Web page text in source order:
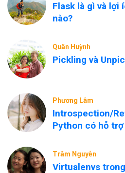
Flask là gì và lợi
nào?
Quân Huỳnh
Pickling và
Phương Lâm
Introspection/
Python có hỗ
Trâm Nguyễn
Virtualenvs